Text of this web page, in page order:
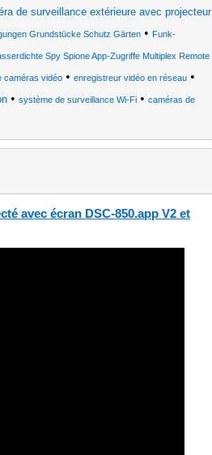
de surveillance extérieure avec projecteur
Grundstücke Schutz Gärten• Funk-
Spy Spione App-Zugriffe Multiplex Remote
caméras vidéo• enregistreur vidéo en réseau•
• système de surveillance Wi-Fi• caméras de
avec écran DSC-850.app V2 et